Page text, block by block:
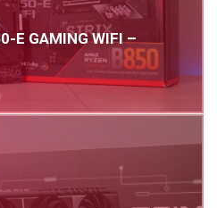
E GAMING WIFI –